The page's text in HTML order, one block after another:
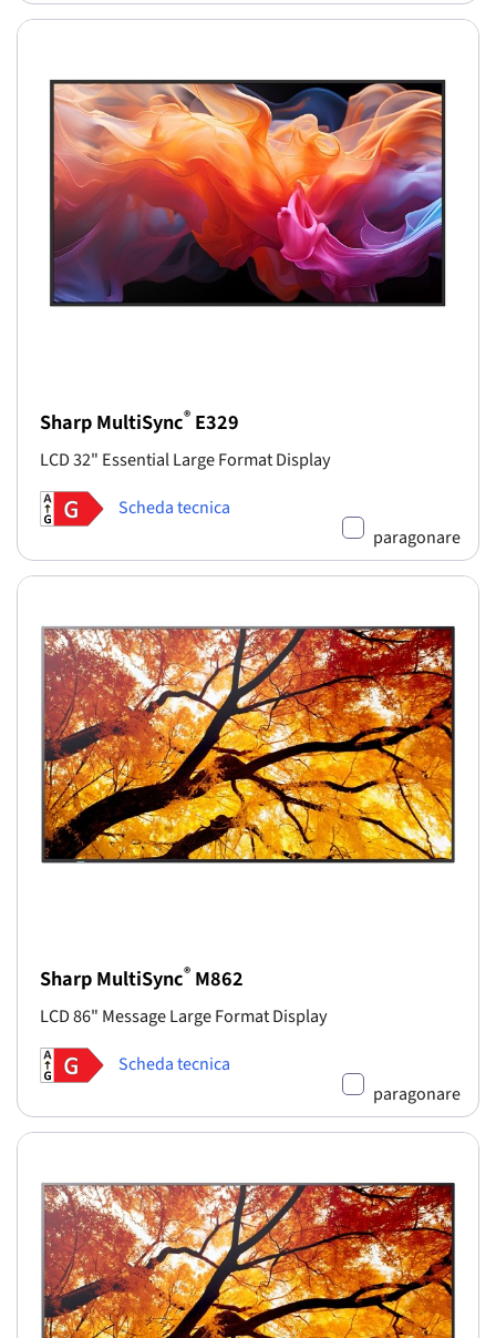
Sharp MultiSync® E329
LCD 32" Essential Large Format Display
Scheda tecnica
paragonare
Sharp MultiSync® M862
LCD 86" Message Large Format Display
Scheda tecnica
paragonare